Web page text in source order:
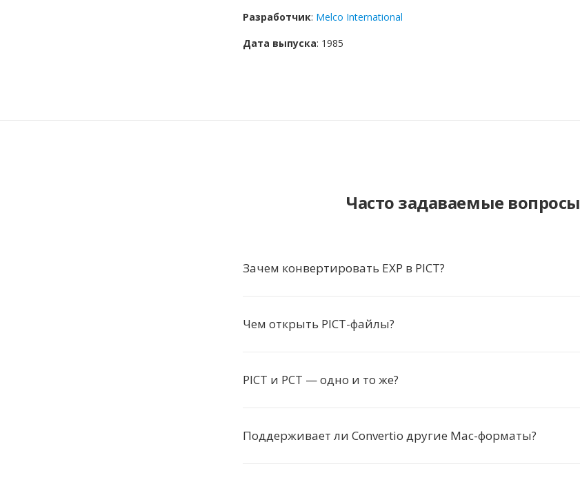
Разработчик: Melco International
Дата выпуска: 1985
Часто задаваемые вопросы
Зачем конвертировать EXP в PICT?
Чем открыть PICT-файлы?
PICT и PCT — одно и то же?
Поддерживает ли Convertio другие Mac-форматы?